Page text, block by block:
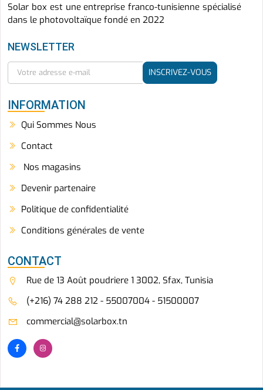
Solar box est une entreprise franco-tunisienne spécialisé
dans le photovoltaïque fondé en 2022
NEWSLETTER
INSCRIVEZ-VOUS
INFORMATION
Qui Sommes Nous
Contact
Nos magasins
Devenir partenaire
Politique de confidentialité
Conditions générales de vente
CONTACT
Rue de 13 Août poudriere 1 3002, Sfax, Tunisia
(+216) 74 288 212 - 55007004 - 51500007
commercial@solarbox.tn